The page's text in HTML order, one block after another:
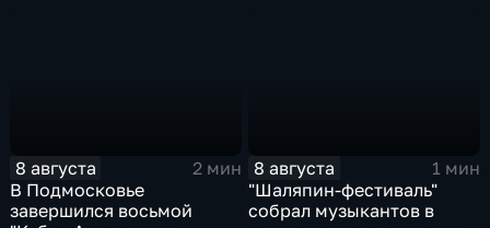
8 августа
2 мин
В Подмосковье
завершился восьмой
8 августа
1 мин
"Шаляпин‑фестиваль"
собрал музыкантов в